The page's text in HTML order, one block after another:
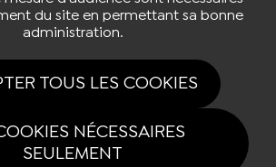
du site en permettant sa bonne
administration.
TOUS LES COOKIES
NÉCESSAIRES
SEULEMENT
NOUS SUIVRE